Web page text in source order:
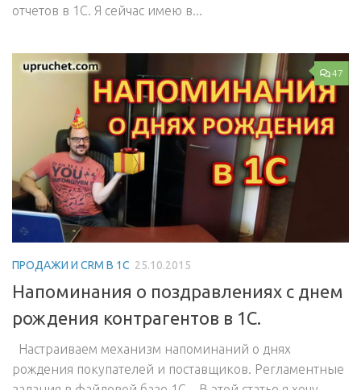
отчетов в 1С. Я сейчас имею в...
47
ПРОДАЖИ И CRM В 1С 25.10.2015
Напоминания о поздравлениях с днем
рождения контрагентов в 1С.
Настраиваем механизм напоминаний о днях
рождения покупателей и поставщиков. Регламентные